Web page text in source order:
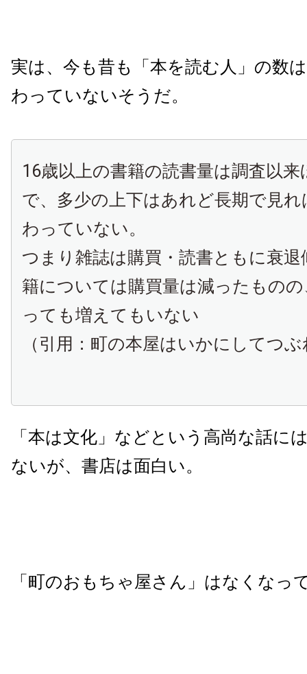
実は、今も昔も「本を読む人」の数
わっていないそうだ。
16歳以上の書籍の読書量は調査以来
で、多少の上下はあれど長期で見
わっていない。
つまり雑誌は購買・読書ともに衰退
籍については購買量は減ったもの
っても増えてもいない
（引用：町の本屋はいかにしてつ
「本は文化」などという高尚な話に
ないが、書店は面白い。
「町のおもちゃ屋さん」はなくなっ